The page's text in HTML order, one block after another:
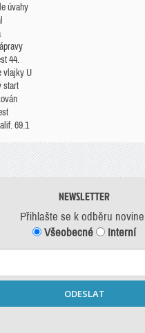
úvahy
44.
vlajky U
start
69.1
NEWSLETTER
Přihlašte se k odběru
Všeobecné
Interní
ODESLAT